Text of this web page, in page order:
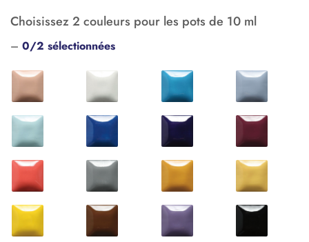
Choisissez 2 couleurs pour les pots de 10 ml
– 0/2 sélectionnées